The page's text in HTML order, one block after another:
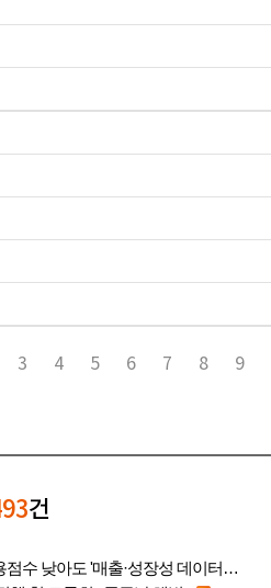
3 4 5 6 7 8 9
건
소상공인 신용점수 낮아도 '매출·성장성 데이터..